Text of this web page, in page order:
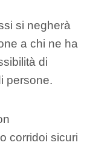
si negherà
a chi ne ha
di
persone.
corridoi sicuri